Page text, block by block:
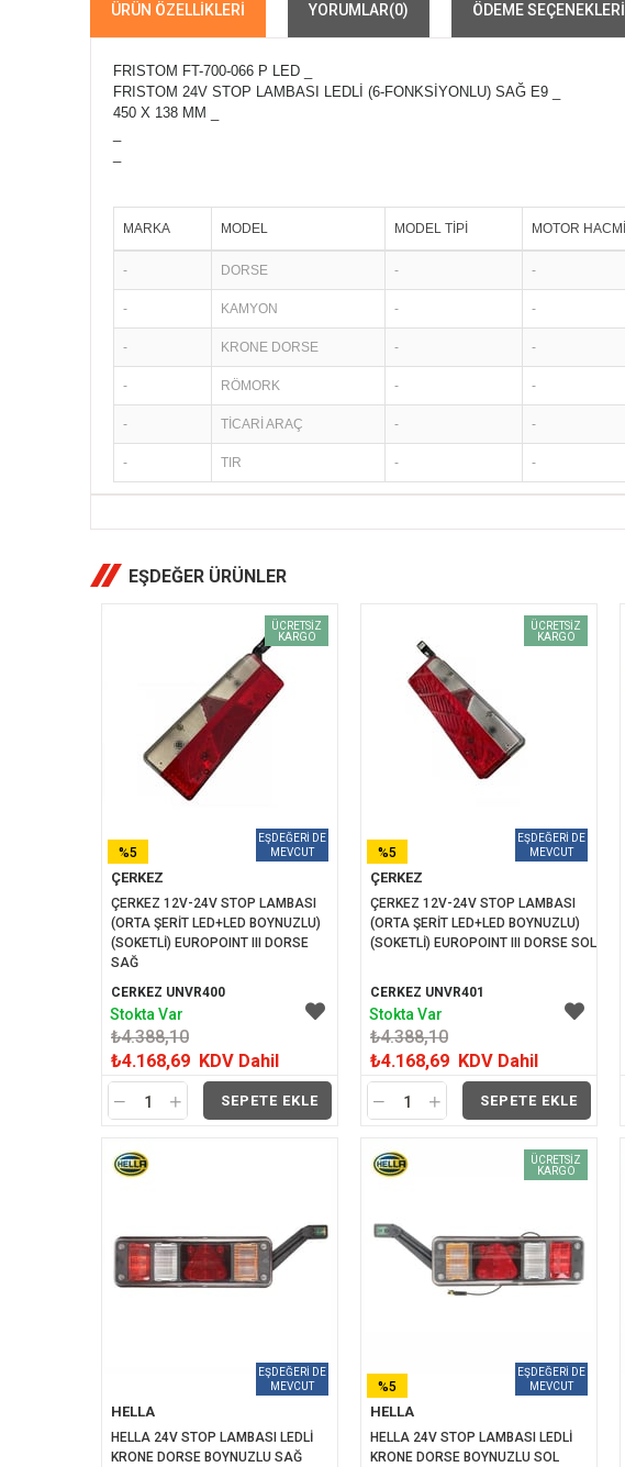
ÜRÜN ÖZELLIKLERI YORUMLAR(0) ÖDEME SEÇENEKLERI
FRISTOM FT-700-066 P LED _
FRISTOM 24V STOP LAMBASI LEDLİ (6-FONKSİYONLU) SAĞ E9 _
450 X 138 MM _
MARKA MODEL MODEL TİPİ MOTOR HACMİ
- DORSE - -
- KAMYON - -
- KRONE DORSE - -
- RÖMORK - -
- TİCARİ ARAÇ - -
- TIR - -
EŞDEĞER ÜRÜNLER
ÇERKEZ
ÇERKEZ 12V-24V STOP LAMBASI
(ORTA ŞERİT LED+LED BOYNUZLU)
(SOKETLİ) EUROPOINT III DORSE
SAĞ
CERKEZ UNVR400
₺4.388,10
₺4.168,69 KDV Dahil
SEPETE EKLE
%5
İNDIRIM
ÜCRETSIZ
KARGO
Stokta Var
ÇERKEZ
ÇERKEZ 12V-24V STOP LAMBASI
(ORTA ŞERİT LED+LED BOYNUZLU)
(SOKETLİ) EUROPOINT III DORSE SOL
CERKEZ UNVR401
₺4.388,10
₺4.168,69 KDV Dahil
SEPETE EKLE
%5
İNDIRIM
ÜCRETSIZ
KARGO
Stokta Var
HELLA
HELLA 24V STOP LAMBASI LEDLİ
KRONE DORSE BOYNUZLU SAĞ
HELLA
HELLA 24V STOP LAMBASI LEDLİ
KRONE DORSE BOYNUZLU SOL
%5
İNDIRIM
ÜCRETSIZ
KARGO